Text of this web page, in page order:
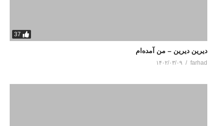
37
دیرین دیرین – من آمده‌ام
farhad ۱۴۰۲/۰۳/۰۹